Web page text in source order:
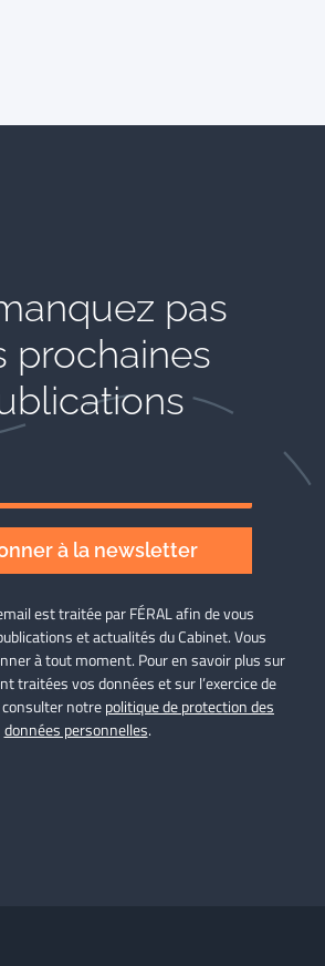
pas
prochaines
à la newsletter
est traitée par FÉRAL afin de vous
et actualités du Cabinet. Vous
à tout moment. Pour en savoir plus sur
traitées vos données et sur l’exercice de
notrepolitique de protection des
données personnelles.